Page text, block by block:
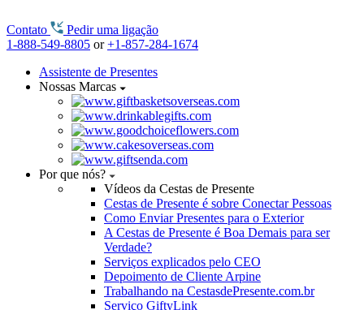
Contato
Pedir uma ligação
1-888-549-8805 or+1-857-284-1674
Assistente de Presentes
Nossas Marcas
Por que nós?
Vídeos da Cestas de Presente
Cestas de Presente é sobre Conectar Pessoas
Como Enviar Presentes para o Exterior
A Cestas de Presente é Boa Demais para ser
Verdade?
Serviços explicados pelo CEO
Depoimento de Cliente Arpine
Trabalhando na CestasdePresente.com.br
Serviço GiftyLink